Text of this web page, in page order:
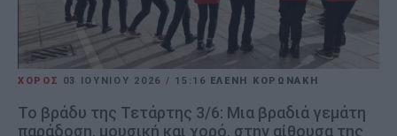
ΧΟΡΟΣ 03 ΙΟΥΝΊΟΥ 2026 / 15:16 ΕΛΕΝΗ ΚΟΡΩΝΑΚΗ
Το βράδυ της Τετάρτης 3/6: Μια βραδιά γεμάτη
παράδοση, μουσική και χορό, στην αίθουσα της